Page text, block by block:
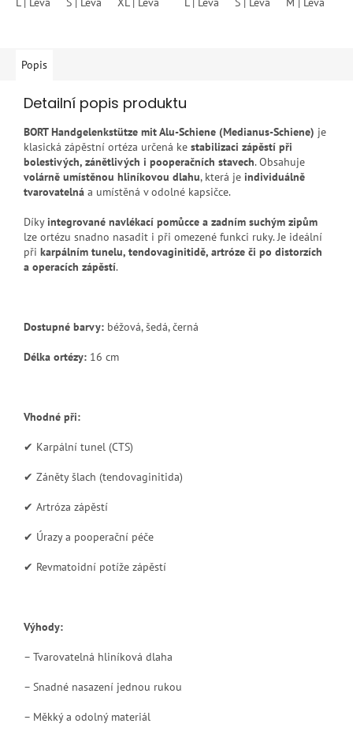
hvězdiček.
Popis
Detailní popis produktu
BORT Handgelenkstütze mit Alu-Schiene (Medianus-Schiene) je
klasická zápěstní ortéza určená ke stabilizaci zápěstí při
bolestivých, zánětlivých i pooperačních stavech. Obsahuje
volárně umístěnou hliníkovou dlahu, která je individuálně
tvarovatelná a umístěná v odolné kapsičce.
Díkyintegrované navlékací pomůcce a zadním suchým zipům
lze ortézu snadno nasadit i při omezené funkci ruky. Je ideální
při karpálním tunelu, tendovaginitidě, artróze či po distorzích
a operacích zápěstí.
Dostupné barvy: béžová, šedá, černá
Délka ortézy: 16 cm
Vhodné při:
✔ Karpální tunel (CTS)
✔ Záněty šlach (tendovaginitida)
✔ Artróza zápěstí
✔ Úrazy a pooperační péče
✔ Revmatoidní potíže zápěstí
Výhody:
– Tvarovatelná hliníková dlaha
– Snadné nasazení jednou rukou
– Měkký a odolný materiál